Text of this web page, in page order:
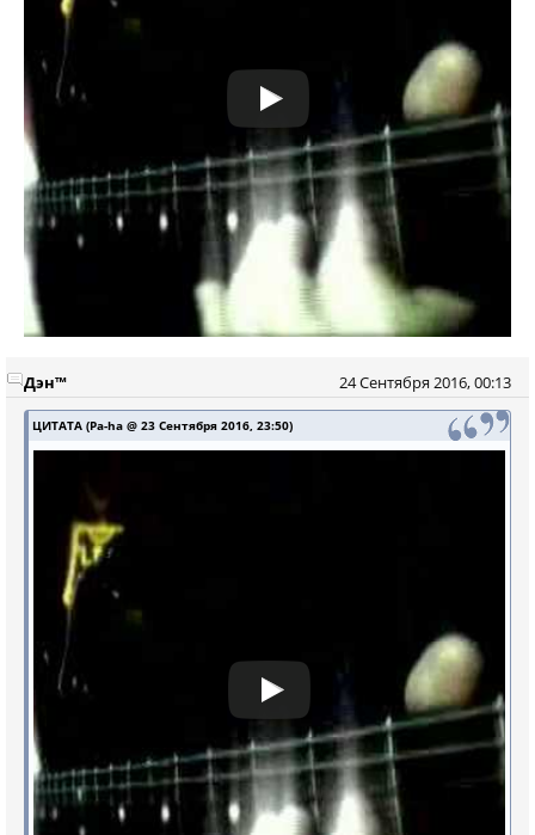
24 Сентября 2016, 00:13
Дэн™
ЦИТАТА (Pa-ha @ 23 Сентября 2016, 23:50)